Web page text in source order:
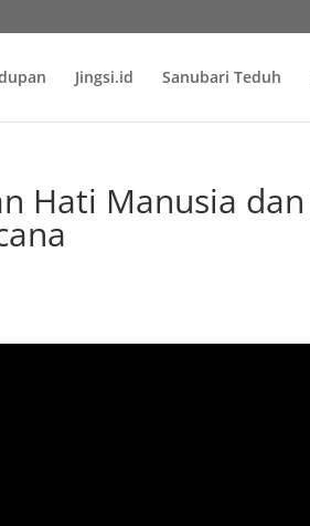
Jingsi.id Sanubari Teduh
Hati Manusia